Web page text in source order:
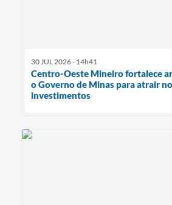
30 JUL 2026 - 14h41
Centro-Oeste Mineiro fortalece
o Governo de Minas para atrair
investimentos